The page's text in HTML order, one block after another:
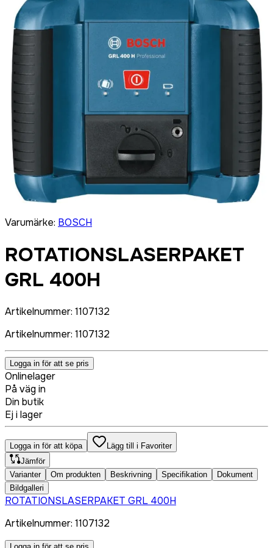
Varumärke: BOSCH
ROTATIONSLASERPAKET
GRL 400H
Artikelnummer: 1107132
Artikelnummer: 1107132
Logga in för att se pris
Onlinelager
På väg in
Din butik
Ej i lager
Logga in för att köpa
Lägg till i Favoriter
Jämför
Varianter
Om produkten Beskrivning Specifikation
Dokument
Bildgalleri
ROTATIONSLASERPAKET GRL 400H
Artikelnummer: 1107132